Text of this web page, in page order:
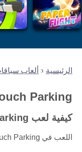
الرئيسية ألعاب
Parking
كيفية لعب One Touch Parking
اللعب في One Touch Parking بسيط وبديهي، مناسب لمستخدمي الكمبيوتر المكتبي والهواتف المحمولة. اتبع هذه الخطوات لإتقان اللعبة: